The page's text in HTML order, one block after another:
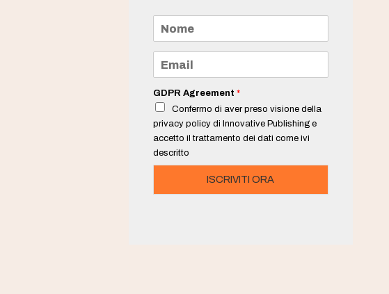
m
e
a
i
*
GDPR Agreement *
Confermo di aver preso visione della
privacy policy di Innovative Publishing e
accetto il trattamento dei dati come ivi
descritto
ISCRIVITI ORA